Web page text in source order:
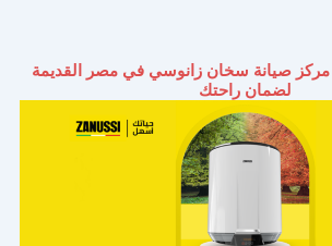
صيانة سخان زانوسي في مصر القديمة
لضمان راحتك